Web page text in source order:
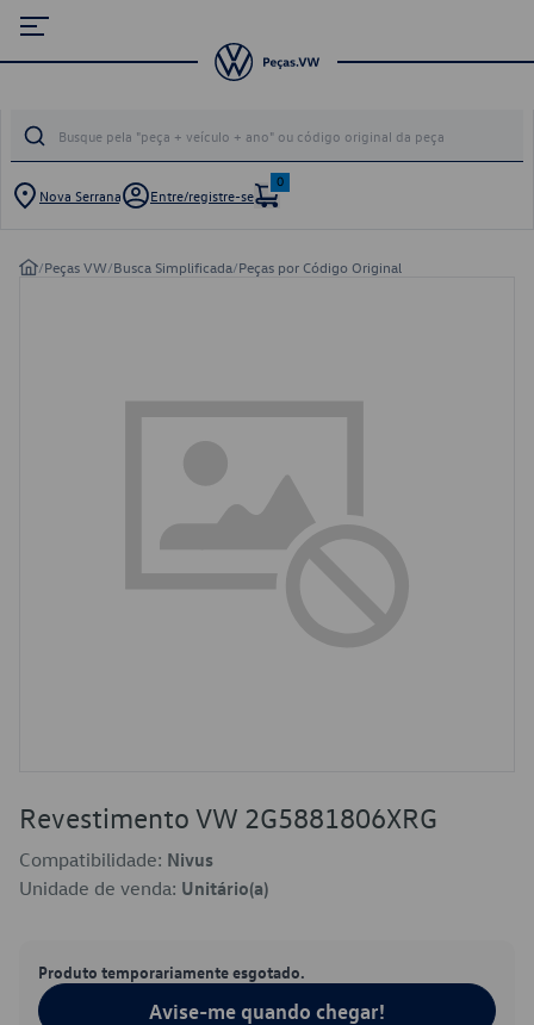
Nova Serrana Entre/registre-se
0
/Peças VW/Busca Simplificada/Peças por Código Original
Revestimento VW 2G5881806XRG
Compatibilidade: Nivus
Unidade de venda: Unitário(a)
Produto temporariamente esgotado.
Avise-me quando chegar!